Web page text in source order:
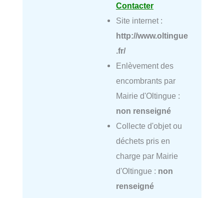
Contacter
Site internet :
http://www.oltingue
.fr/
Enlèvement des
encombrants par
Mairie d'Oltingue :
non renseigné
Collecte d'objet ou
déchets pris en
charge par Mairie
d'Oltingue : non
renseigné